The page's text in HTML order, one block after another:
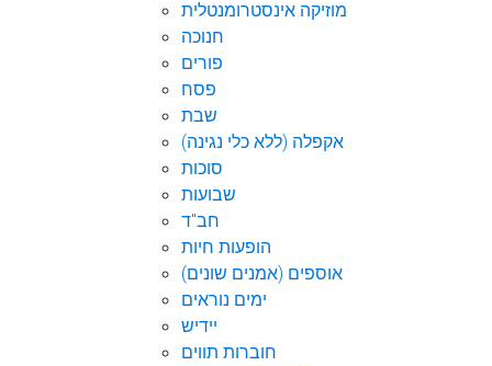
מוזיקה אינסטרומנטלית
חנוכה
פורים
פסח
שבת
אקפלה (ללא כלי נגינה)
סוכות
שבועות
חב"ד
הופעות חיות
אוספים (אמנים שונים)
ימים נוראים
יידיש
חוברות תווים